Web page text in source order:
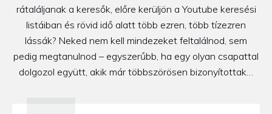
rátaláljanak a keresők, előre kerüljön a Youtube keresési
listáiban és rövid idő alatt több ezren, több tízezren
lássák? Neked nem kell mindezeket feltalálnod, sem
pedig megtanulnod – egyszerűbb, ha egy olyan csapattal
dolgozol együtt, akik már többszörösen bizonyítottak…